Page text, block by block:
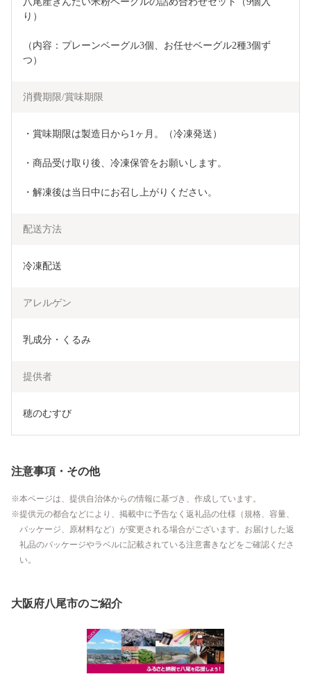
り）
（内容：プレーンベーグル3個、お任せベーグル2種3個ず
つ）
消費期限/賞味期限
・賞味期限は製造日から1ヶ月。（冷凍発送）
・商品受け取り後、冷凍保管をお願いします。
・解凍後は当日中にお召し上がりください。
配送方法
冷凍配送
アレルゲン
乳成分・くるみ
提供者
穂のむすび
注意事項・その他
本ページは、提供自治体からの情報に基づき、作成しています。
提供元の都合などにより、掲載中に予告なく返礼品の仕様（規格、容量、
パッケージ、原材料など）が変更される場合がございます。お届けした返
礼品のパッケージやラベルに記載されている注意書きなどをご確認くださ
い。
大阪府八尾市のご紹介